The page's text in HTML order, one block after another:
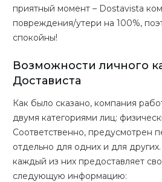
приятный момент – Dostavista
повреждения/утери на 100%,
спокойны!
Возможности личного
Достависта
Как было сказано, компания
двумя категориями лиц:
Соответственно, предусмотрен
отдельно для одних и для
каждый из них предоставляет
следующую информацию: